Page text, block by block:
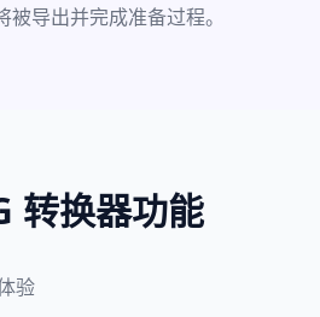
导出并完成准备过程。
转换器功能
验